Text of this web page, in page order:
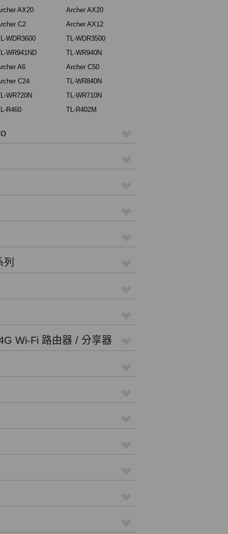
AX20
Archer AX20
C2
Archer AX12
WDR3600
TL-WDR3500
WR941ND
TL-WR940N
A6
Archer C50
C24
TL-WR840N
WR720N
TL-WR710N
R460 TL-R402M
Wi-Fi 路由器 / 分享器